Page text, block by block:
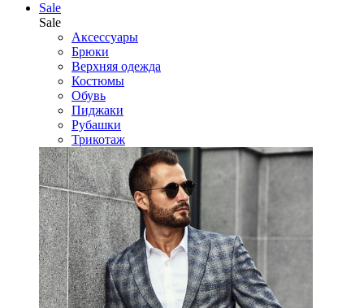
Sale
Sale
Аксессуары
Брюки
Верхняя одежда
Костюмы
Обувь
Пиджаки
Рубашки
Трикотаж